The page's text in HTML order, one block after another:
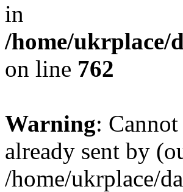
in
/home/ukrplace/
on line 762
Warning:
already sent by
/home/ukrplace/